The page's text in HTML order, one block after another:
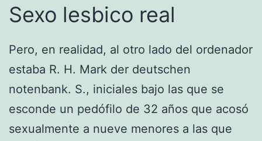
Sexo lesbico real
Pero, en realidad, al otro lado del ordenador
estaba R. H. Mark der deutschen
notenbank. S., iniciales bajo las que se
esconde un pedófilo de 32 años que acosó
sexualmente a nueve menores a las que